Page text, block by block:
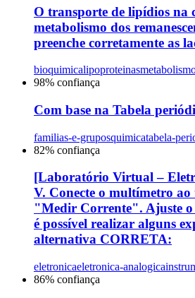
O transporte de lipídios na
metabolismo dos
preenche corretamente as
bioquimicalipoproteinas
98% confiança
Com base na Tabela
familias-e-gruposquimicatabela-
82% confiança
[Laboratório Virtual –
V. Conecte o multímetro
"Medir Corrente". Ajuste o
é possível realizar alguns
alternativa CORRETA:
eletronicaeletronica-analogica
86% confiança